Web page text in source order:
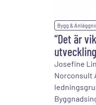
Bygg &
“Det är
Josefine
Norconsult